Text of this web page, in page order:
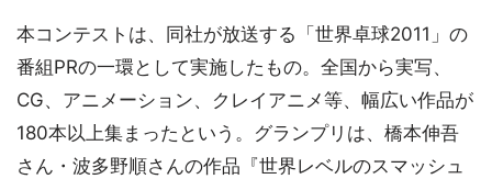
本コンテストは、同社が放送する「世界卓球2011」の
番組PRの一環として実施したもの。全国から実写、
CG、アニメーション、クレイアニメ等、幅広い作品が
180本以上集まったという。グランプリは、橋本伸吾
さん・波多野順さんの作品『世界レベルのスマッシュ